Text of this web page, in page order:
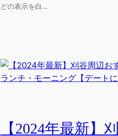
どの表示を白…
【2024年最新】